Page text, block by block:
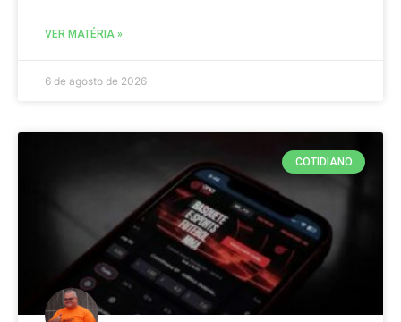
VER MATÉRIA »
6 de agosto de 2026
COTIDIANO